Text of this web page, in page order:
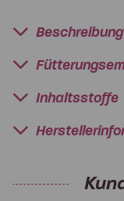
Beschreibung
Inhaltsstoffe